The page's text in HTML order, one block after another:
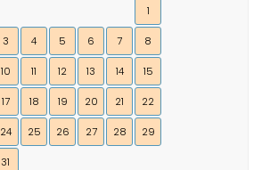
1
3 4 5 6 7 8
10 11 12 13 14 15
17 18 19 20 21 22
24 25 26 27 28 29
31